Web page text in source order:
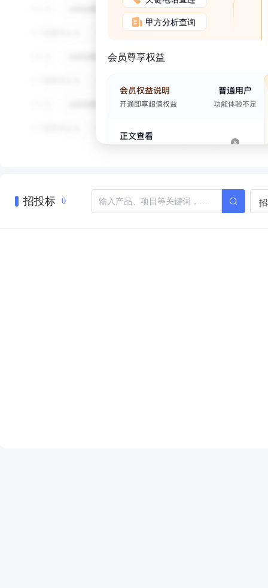
甲方分析查询
会员尊享权益
招投标 0